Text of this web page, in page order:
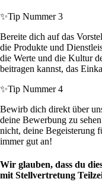
✨Tip Nummer 3
Bereite dich auf das
die Produkte und
die Werte und die Kultur
beitragen kannst, das
✨Tip Nummer 4
Bewirb dich direkt über
deine Bewerbung zu
nicht, deine Begeisterung
immer gut an!
Wir glauben, dass du
mit Stellvertretung